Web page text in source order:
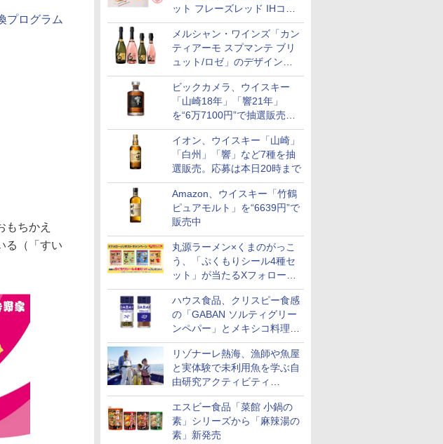
ット フレーズレッド IHココ
ット鍋 24cm」数量限定発売
メルシャン・ワインズ「カン
ティアーモ スプマンテ ブリ
ュット/ロゼ」のデザインを
リニューアル。ハーフボトル
も登場
ビックカメラ、ウイスキー
「山崎18年」「響21年」
を“6万7100円”で抽選販売。
店頭で9日まで受付
イオン、ウイスキー「山崎」
「白州」「響」など7種を抽
選販売。応募は本日20時まで
Amazon、ウイスキー「竹鶴
ピュアモルト」を“6639円”で
販売中
丸源ラーメン×くまのがっこ
う、「ぷくもりシール4種セ
ット」が当たるXフォロー＆
リポストキャンペーン実施
ハウス食品、クリスピー食感
の「GABAN ソルティグリー
ンペパー」とメキシコ料理に
合う「GABAN チポトレペパ
ー」発売
リゾナーレ熱海、漁師や魚屋
と実体験で未利用魚を学ぶ自
由研究アクティビティ
「Fisherman's Academy」を
実施中
エスビー食品「菜館 小鍋の
素」シリーズから「麻辣湯の
素」新発売
プログラム
ちかえ
る（「すい